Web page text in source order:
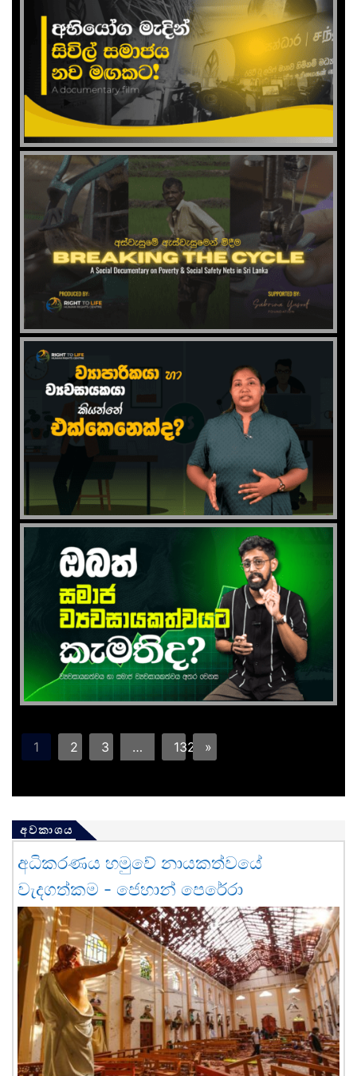
1 2 3 … 132 »
අවකාශය
අධිකරණය හමුවේ නායකත්වයේ
වැදගත්කම - ජෙහාන් පෙරේරා